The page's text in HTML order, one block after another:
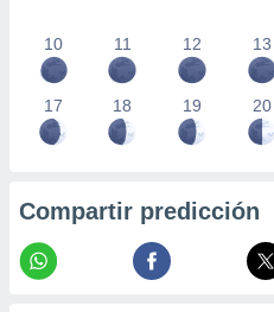
10 11 12 13
17 18 19 20
Compartir predicción